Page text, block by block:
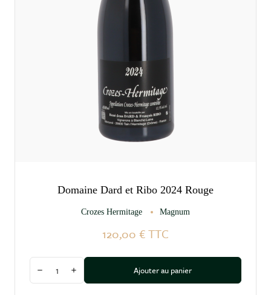
Domaine Dard et Ribo 2024 Rouge
Crozes Hermitage Magnum
120,00 €TTC
Diminuer la quantité
Augmenter la quantitéAjouter au panier